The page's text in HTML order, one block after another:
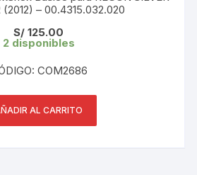
SOLO AIR (2012) – 00.4315.032.020
S/ 125.00
2 disponibles
COM2686
AL CARRITO